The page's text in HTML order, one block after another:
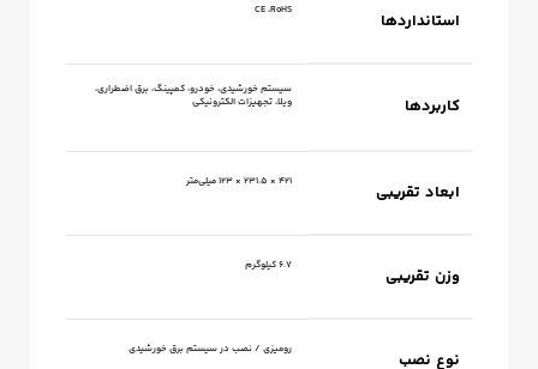
استانداردها CE ،RoHS
کاربردها
سیستم خورشیدی، خودرو، کمپینگ، برق اضطراری،
ویلا، تجهیزات الکترونیکی
ابعاد تقریبی 421 × 231.5 × 123 میلی‌متر
وزن تقریبی 6.7 کیلوگرم
نوع نصب رومیزی / نصب در سیستم برق خورشیدی